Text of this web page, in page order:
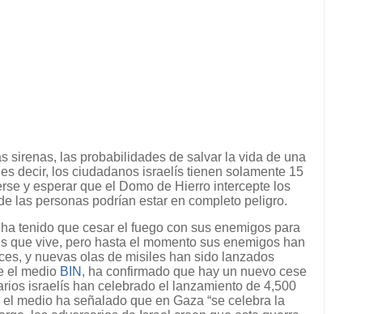
sirenas, las probabilidades de salvar la vida de una
decir, los ciudadanos israelís tienen solamente 15
y esperar que el Domo de Hierro intercepte los
las personas podrían estar en completo peligro.
tenido que cesar el fuego con sus enemigos para
que vive, pero hasta el momento sus enemigos han
y nuevas olas de misiles han sido lanzados
el medio BIN , ha confirmado que hay un nuevo cese
israelís han celebrado el lanzamiento de 4,500
medio ha señalado que en Gaza “se celebra la